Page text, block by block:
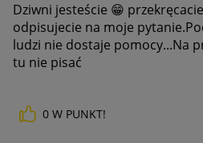
Dziwni jesteście 😁
odpisujecie na moje
ludzi nie dostaje pomocy...Na
tu nie pisać
0 W PUNKT!